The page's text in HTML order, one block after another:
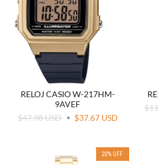
RELOJ CASIO W-217HM-
9AVEF
$47.98 USD
$37.67 USD
20% OFF